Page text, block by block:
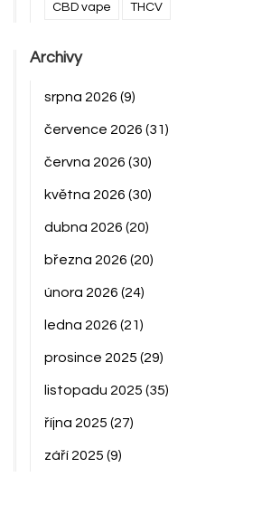
CBD vape THCV
Archivy
srpna 2026 (9)
července 2026 (31)
června 2026 (30)
května 2026 (30)
dubna 2026 (20)
března 2026 (20)
února 2026 (24)
ledna 2026 (21)
prosince 2025 (29)
listopadu 2025 (35)
října 2025 (27)
září 2025 (9)